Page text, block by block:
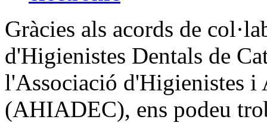
Gràcies als acords de
d'Higienistes Dentals de
l'Associació d'Higienistes i
(AHIADEC), ens podeu